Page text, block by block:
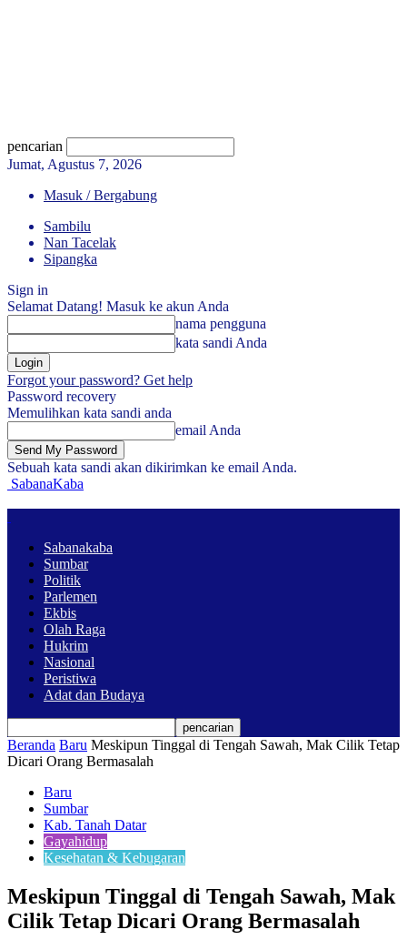
pencarian
Jumat, Agustus 7, 2026
Masuk / Bergabung
Sambilu
Nan Tacelak
Sipangka
Sign in
Selamat Datang! Masuk ke akun Anda
nama pengguna
kata sandi Anda
Forgot your password? Get help
Password recovery
Memulihkan kata sandi anda
email Anda
Sebuah kata sandi akan dikirimkan ke email Anda.
SabanaKaba
Sabanakaba
Sumbar
Politik
Parlemen
Ekbis
Olah Raga
Hukrim
Nasional
Peristiwa
Adat dan Budaya
Beranda Baru Meskipun Tinggal di Tengah Sawah, Mak Cilik Tetap
Dicari Orang Bermasalah
Baru
Sumbar
Kab. Tanah Datar
Gayahidup
Kesehatan & Kebugaran
Meskipun Tinggal di Tengah Sawah, Mak
Cilik Tetap Dicari Orang Bermasalah